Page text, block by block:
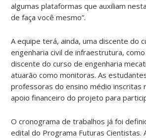
algumas plataformas que auxiliam
de faça você mesmo”.
A equipe terá, ainda, uma discente do
engenharia civil de infraestrutura, como
discente do curso de engenharia
atuarão como monitoras. As
professoras do ensino médio inscritas
apoio financeiro do projeto para
O cronograma de trabalhos já foi
edital do Programa Futuras Cientistas.